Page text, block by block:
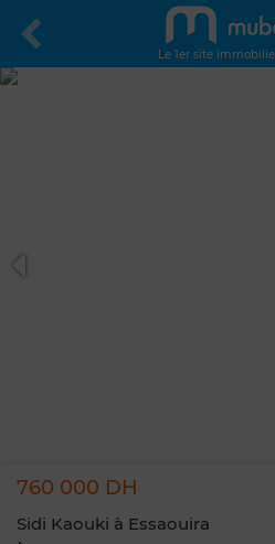
Le 1er site
760 000 DH
Sidi Kaouki à Essaouira